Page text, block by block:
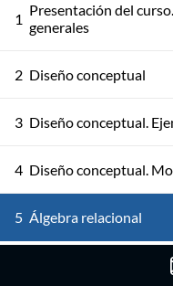
1 Presentación del
generales
2 Diseño conceptual
3 Diseño conceptual.
4 Diseño conceptual.
5 Álgebra relacional
Álgebra relacional.